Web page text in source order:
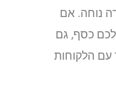
נוחה. אם
כסף, גם
הלקוחות